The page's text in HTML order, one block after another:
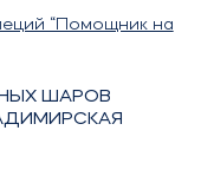
“Помощник на
ШАРОВ